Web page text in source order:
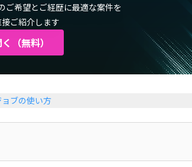
ご希望とご経歴に最適な案件を
ご紹介します
（無料）
ブの使い方